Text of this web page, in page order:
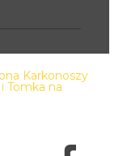
Karkonoszy
Tomka na